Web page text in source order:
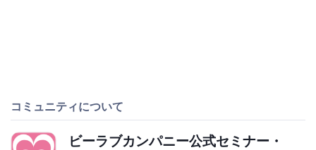
コミュニティについて
ビーラブカンパニー公式セミナー・